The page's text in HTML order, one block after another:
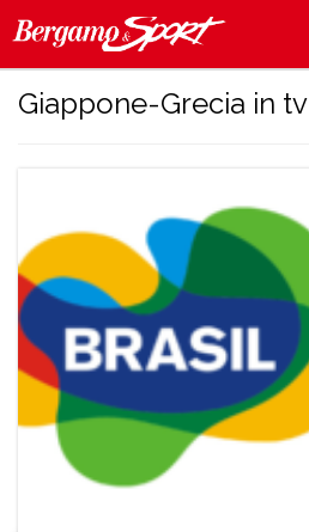
Giappone-Grecia in tv